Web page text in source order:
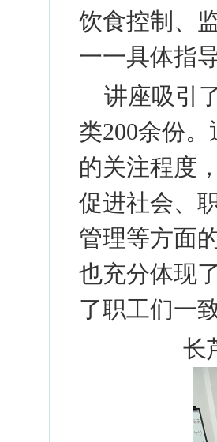
饮食控制、
一一具体指
讲座吸引
类200余份
的关注程度
促进社会、
管理等方面
也充分体现
了职工们一
长